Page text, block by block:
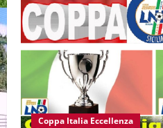
Coppa Italia Eccellenza